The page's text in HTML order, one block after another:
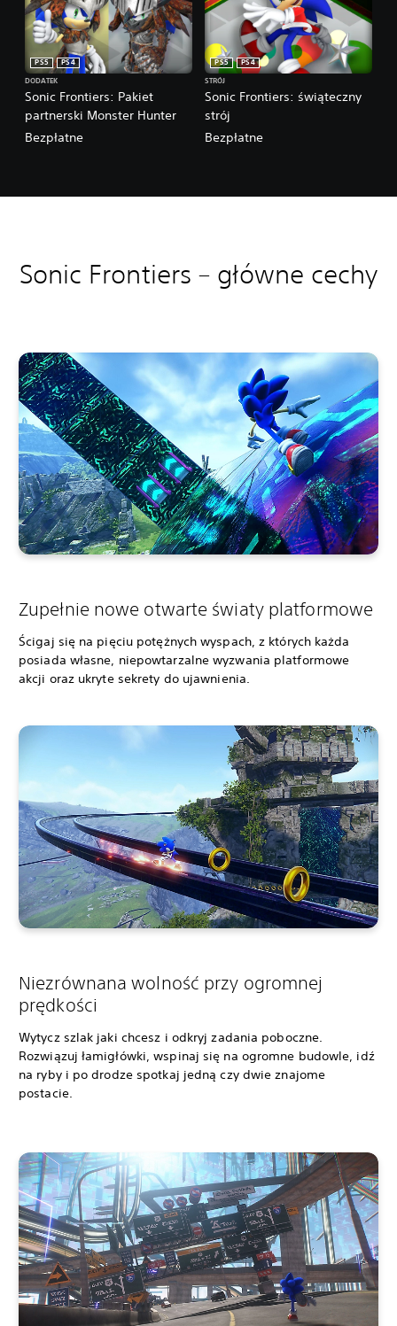
Sonic Frontiers: Pakiet
partnerski Monster Hunter
PS5
PS4
DODATEK
Bezpłatne
Sonic Frontiers: świąteczny
strój
PS5
PS4
STRÓJ
Bezpłatne
Sonic Frontiers – główne cechy
Zupełnie nowe otwarte światy platformowe
Ścigaj się na pięciu potężnych wyspach, z których każda
posiada własne, niepowtarzalne wyzwania platformowe
akcji oraz ukryte sekrety do ujawnienia.
Niezrównana wolność przy ogromnej
prędkości
Wytycz szlak jaki chcesz i odkryj zadania poboczne.
Rozwiązuj łamigłówki, wspinaj się na ogromne budowle, idź
na ryby i po drodze spotkaj jedną czy dwie znajome
postacie.